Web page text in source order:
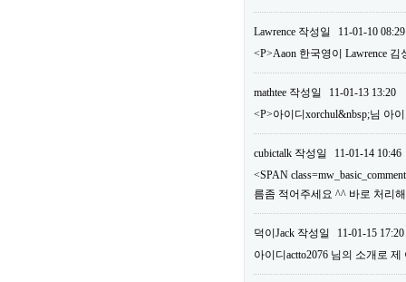
Lawrence 작성일
11-01-10 08:29
<P>Aaon 한국영이 Lawrence
mathtee 작성일
11-01-13 13:20
<P>아이디xorchul&nbsp;님 아
cubictalk 작성일
11-01-14 10:46
<SPAN
름좀 적어주세요 ^^ 바로 처리
덕이Jack 작성일
11-01-15 17:20
아이디actto2076 님의 소개로